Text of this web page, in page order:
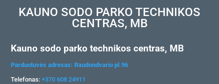
KAUNO SODO PARKO TECHNIKOS
CENTRAS, MB
Kauno sodo parko technikos centras, MB
Parduotuvės adresas: Raudondvario pl.96
Telefonas:+370 608 24911